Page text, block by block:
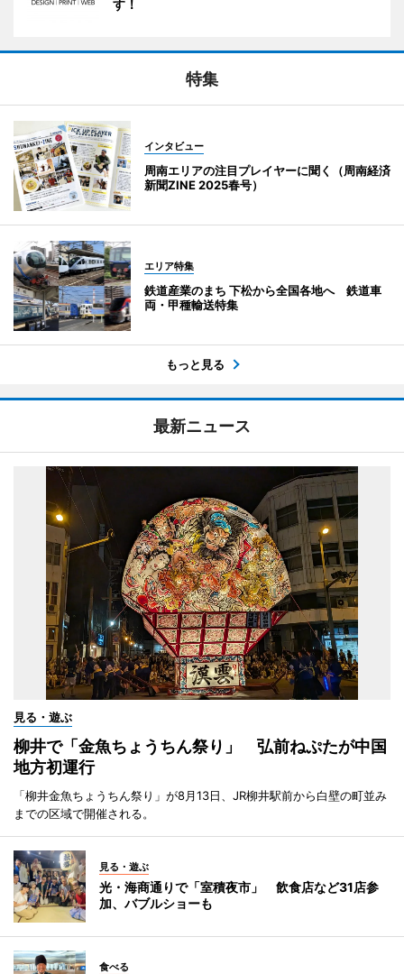
す！
特集
インタビュー
周南エリアの注目プレイヤーに聞く（周南経済
新聞ZINE 2025春号）
エリア特集
鉄道産業のまち 下松から全国各地へ 鉄道車
両・甲種輸送特集
もっと見る
最新ニュース
見る・遊ぶ
柳井で「金魚ちょうちん祭り」 弘前ねぷたが中国
地方初運行
「柳井金魚ちょうちん祭り」が8月13日、JR柳井駅前から白壁の町並み
までの区域で開催される。
見る・遊ぶ
光・海商通りで「室積夜市」 飲食店など31店参
加、バブルショーも
食べる